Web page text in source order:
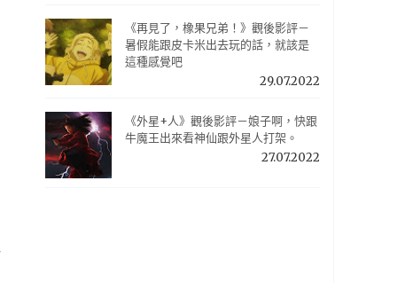
《再見了，橡果兄弟！》觀後影評－
暑假能跟皮卡米出去玩的話，就該是
這種感覺吧
29.07.2022
《外星+人》觀後影評－娘子啊，快跟
牛魔王出來看神仙跟外星人打架。
27.07.2022